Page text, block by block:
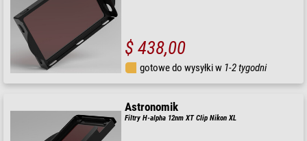
$ 438,00
gotowe do wysyłki w 1-2 tygodni
Astronomik
Filtry H-alpha 12nm XT Clip Nikon XL